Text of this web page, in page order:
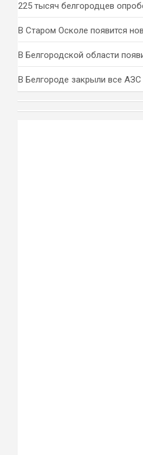
225 тысяч белгородцев
В Старом Осколе появится
В Белгородской области
В Белгороде закрыли все АЗС